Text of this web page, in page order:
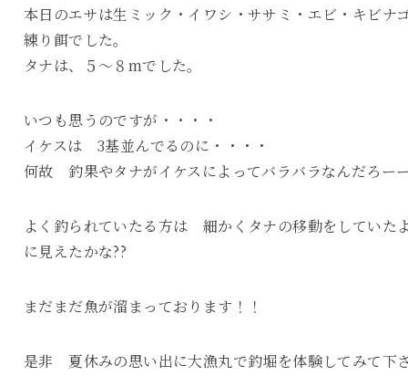
本日のエサは生ミック・イワシ・ササミ・エビ・キビナ
練り餌でした。
タナは、５～８mでした。
いつも思うのですが・・・・
イケスは 3基並んでるのに・・・・
何故 釣果やタナがイケスによってバラバラなんだろー
よく釣られていたる方は 細かくタナの移動をしていた
に見えたかな??
まだまだ魚が溜まっております！！
是非 夏休みの思い出に大漁丸で釣堀を体験してみて下